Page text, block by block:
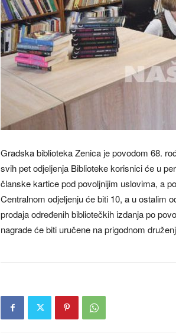
Gradska biblioteka Zenica je povodom 68.
svih pet odjeljenja Biblioteke korisnici će u
članske kartice pod povoljnijim uslovima, a
Centralnom odjeljenju će biti 10, a u ostalim
prodaja određenih bibliotečkih izdanja po
nagrade će biti uručene na prigodnom